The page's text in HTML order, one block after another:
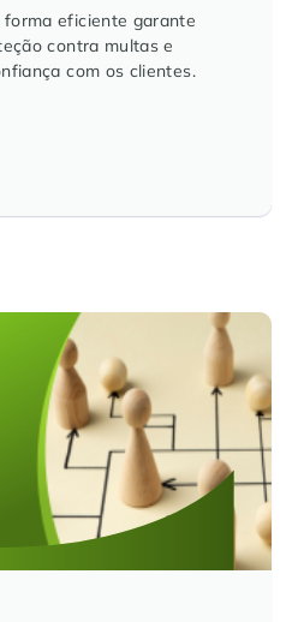
forma eficiente garante
contra multas e
com os clientes.